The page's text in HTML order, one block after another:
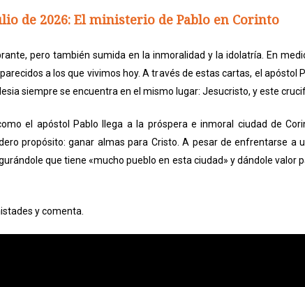
de 2026: El ministerio de Pablo en Corinto
pero también sumida en la inmoralidad y la idolatría. En
a los que vivimos hoy. A través de estas cartas, el apóstol
siempre se encuentra en el mismo lugar: Jesucristo, y este
el apóstol Pablo llega a la próspera e inmoral ciudad de
propósito: ganar almas para Cristo. A pesar de enfrentarse a
que tiene «mucho pueblo en esta ciudad» y dándole valor
y comenta.